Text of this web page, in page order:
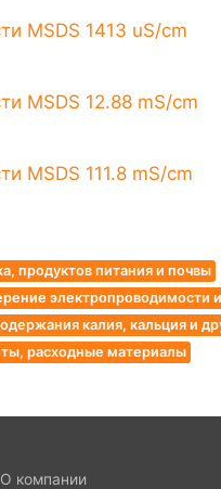
MSDS 1413 uS/cm
MSDS 12.88 mS/cm
MSDS 111.8 mS/cm
продуктов питания и почвы
электропроводимости
калия, кальция и
расходные материалы
О компании